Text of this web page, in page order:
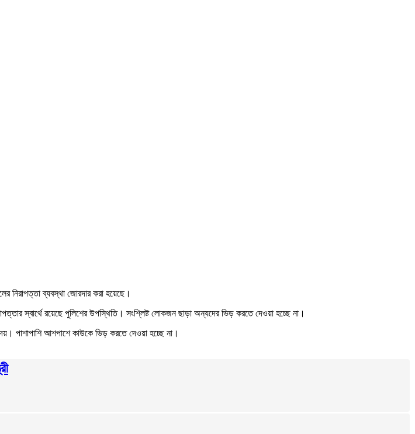
নিরাপত্তা ব্যবস্থা জোরদার করা হয়েছে।
স্বার্থে রয়েছে পুলিশের উপস্থিতি। সংশ্লিষ্ট লোকজন ছাড়া অন্যদের ভিড় করতে দেওয়া হচ্ছে না।
পাশাপাশি আশপাশে কাউকে ভিড় করতে দেওয়া হচ্ছে না।